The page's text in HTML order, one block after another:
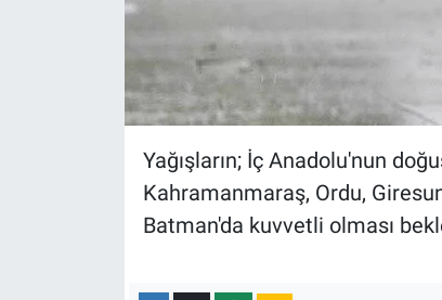
Yağışların; İç Anadolu'nun
Kahramanmaraş, Ordu,
Batman'da kuvvetli olması